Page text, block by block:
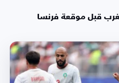
قبل موقعة فرنسا